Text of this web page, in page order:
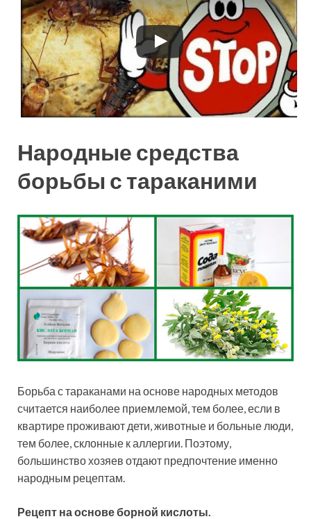
Народные средства
борьбы с тараканими
Борьба с тараканами на основе народных методов
считается наиболее приемлемой, тем более, если в
квартире проживают дети, животные и больные люди,
тем более, склонные к аллергии. Поэтому,
большинство хозяев отдают предпочтение именно
народным рецептам.
Рецепт на основе борной кислоты.